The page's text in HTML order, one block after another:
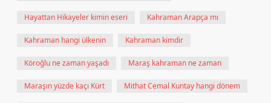
Hayattan Hikayeler kimin eseri Kahraman Arapça mı
Kahraman hangi ülkenin Kahraman kimdir
Köroğlu ne zaman yaşadı Maraş kahraman ne zaman
Maraşın yüzde kaçı Kürt Mithat Cemal Kuntay hangi dönem